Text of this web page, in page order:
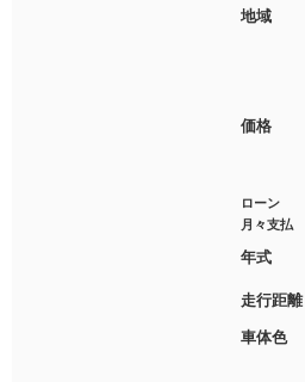
地域
価格
ローン
月々支払
年式
走行距離
車体色